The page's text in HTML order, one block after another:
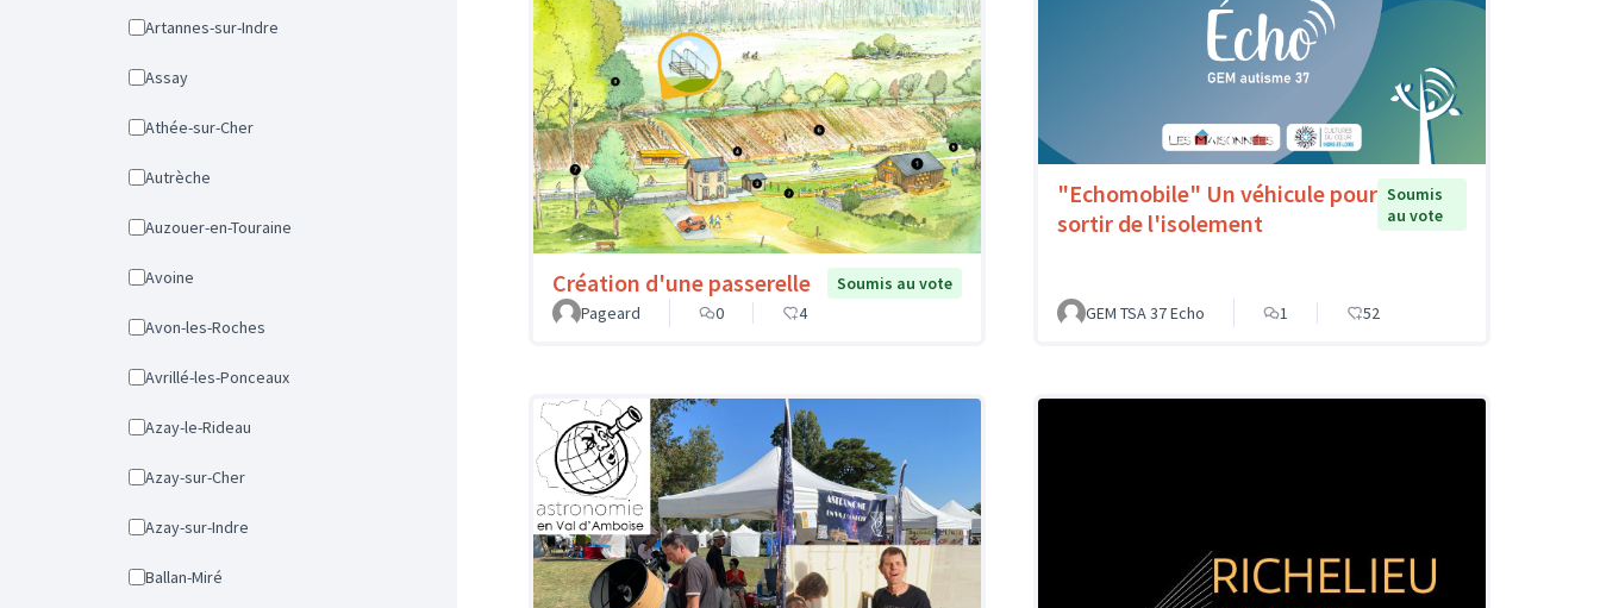
Artannes-sur-Indre
Assay
Athée-sur-Cher
Autrèche
Auzouer-en-Touraine
Avoine
Avon-les-Roches
Avrillé-les-Ponceaux
Azay-le-Rideau
Azay-sur-Cher
Azay-sur-Indre
Ballan-Miré
Création d'une passerelle
Soumis au vote
Pageard
0 4
"Echomobile" Un véhicule pour
sortir de l'isolement
Soumis
au vote
GEM TSA 37 Echo 1 52